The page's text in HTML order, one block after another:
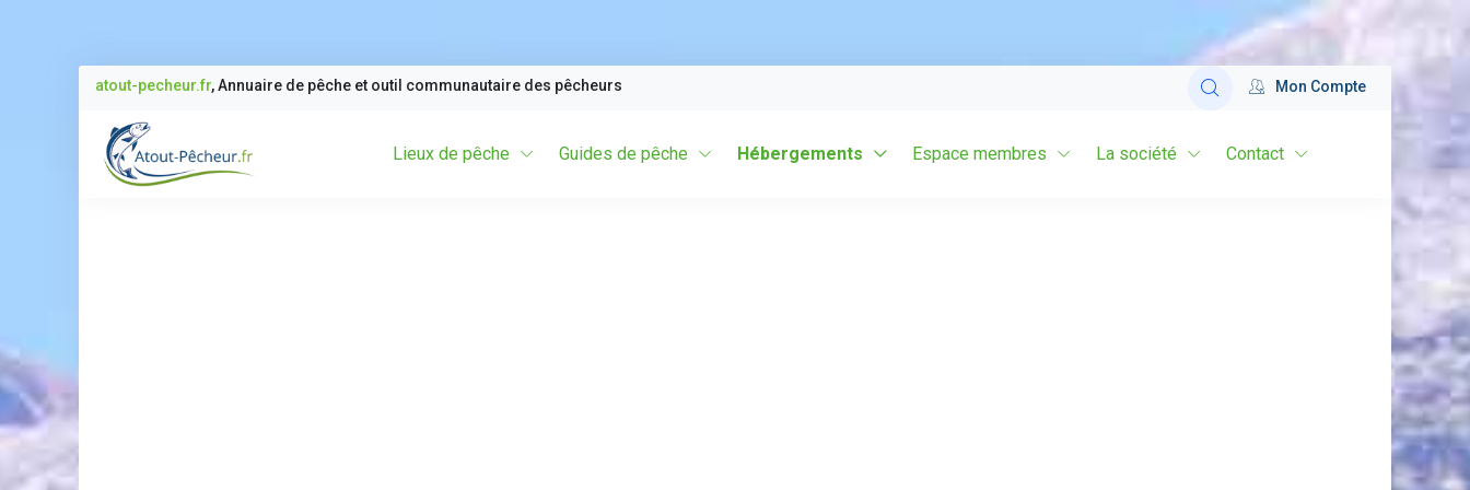
atout-pecheur.fr, Annuaire de pêche et outil communautaire des pêcheurs Mon Compte
Lieux de pêche Guides de pêche Hébergements Espace membres La société Contact